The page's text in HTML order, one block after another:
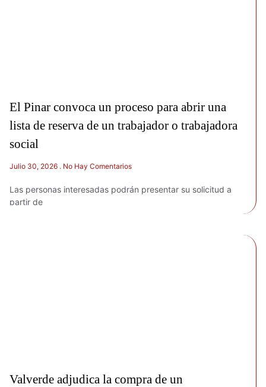
El Pinar convoca un proceso para abrir una
lista de reserva de un trabajador o trabajadora
social
Julio 30, 2026 No Hay Comentarios
Las personas interesadas podrán presentar su solicitud a
partir de
Valverde adjudica la compra de un